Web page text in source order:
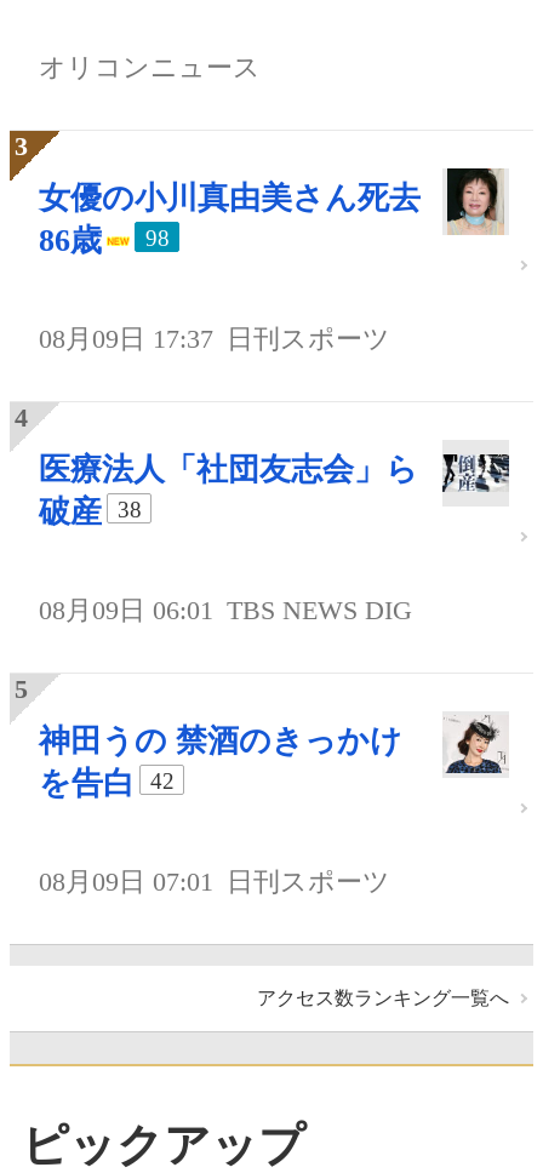
オリコンニュース
女優の小川真由美さん死去
86歳
98
08月09日 17:37 日刊スポーツ
医療法人「社団友志会」ら
破産
38
08月09日 06:01 TBS NEWS DIG
神田うの 禁酒のきっかけ
を告白
42
08月09日 07:01 日刊スポーツ
アクセス数ランキング一覧へ
ピックアップ